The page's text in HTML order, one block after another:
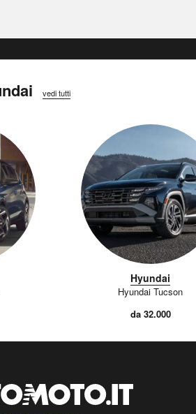
vedi tutti
Hyundai
Hyundai Tucson
da 32.000